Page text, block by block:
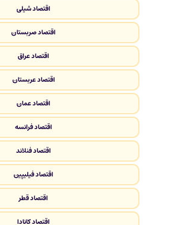
اقتصاد شیلی
اقتصاد صربستان
اقتصاد عراق
اقتصاد عربستان
اقتصاد عمان
اقتصاد فرانسه
اقتصاد فنلاند
اقتصاد فیلیپین
اقتصاد قطر
اقتصاد کانادا